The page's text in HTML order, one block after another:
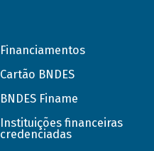
Financiamentos
Cartão BNDES
BNDES Finame
Instituições financeiras
credenciadas